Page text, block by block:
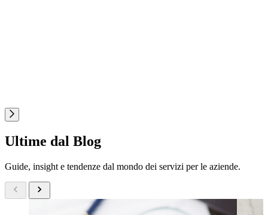
Ultime dal Blog
Guide, insight e tendenze dal mondo dei servizi per le aziende.